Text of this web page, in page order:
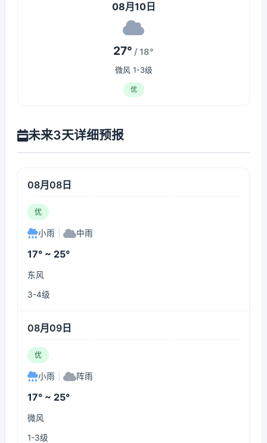
08月10日
27° / 18°
微风 1-3级
优
未来3天详细预报
08月08日
优
小雨 中雨
17° ~ 25°
东风
3-4级
08月09日
优
小雨 阵雨
17° ~ 25°
微风
1-3级